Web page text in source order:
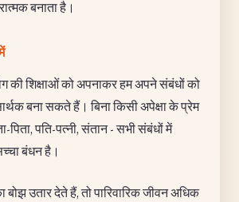
बनाता है।
की शिक्षाओं को अपनाकर हम अपने संबंधों को
बना सकते हैं। बिना किसी अपेक्षा के प्रेम
पिता, पति-पत्नी, संतान - सभी संबंधों में
बंधन है।
उतार देते हैं, तो पारिवारिक जीवन अधिक